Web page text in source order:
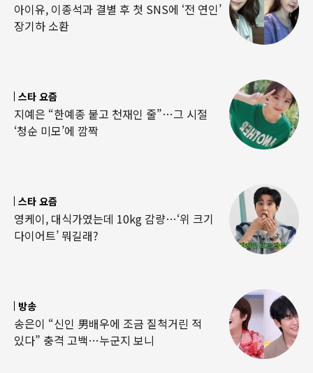
아이유, 이종석과 결별 후 첫 SNS에 ‘전 연인’
장기하 소환
스타 요즘
지예은 “한예종 붙고 천재인 줄”…그 시절
‘청순 미모’에 깜짝
스타 요즘
영케이, 대식가였는데 10kg 감량…‘위 크기
다이어트’ 뭐길래?
방송
송은이 “신인 男배우에 조금 질척거린 적
있다” 충격 고백…누군지 보니